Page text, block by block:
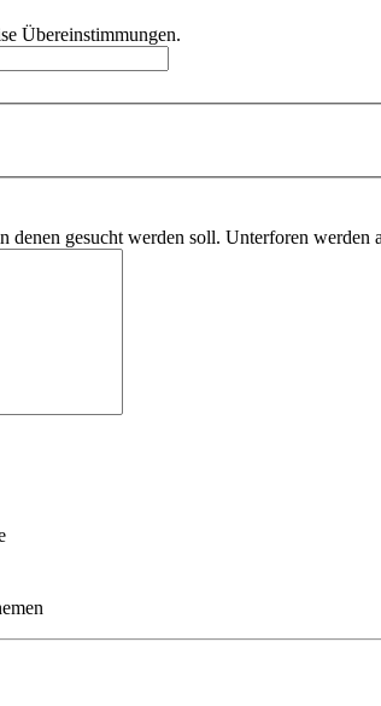
Übereinstimmungen.
denen gesucht werden soll. Unterforen